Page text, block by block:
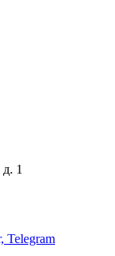
1
Telegram